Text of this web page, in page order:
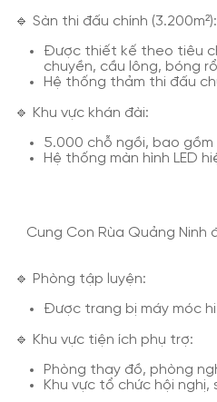
🔹 Sàn thi đấu chính (3.200m²):
Được thiết kế theo tiêu
chuyền, cầu lông, bóng
Hệ thống thảm thi đấu
🔹 Khu vực khán đài:
5.000 chỗ ngồi, bao gồm
Hệ thống màn hình LED
Cung Con Rùa Quảng
🔹 Phòng tập luyện:
Được trang bị máy móc
🔹 Khu vực tiện ích phụ trợ:
Phòng thay đồ, phòng
Khu vực tổ chức hội